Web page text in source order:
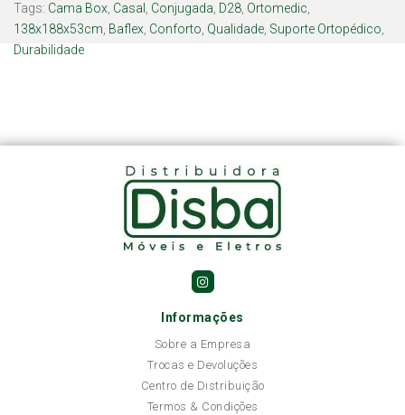
Tags: Cama Box Casal Conjugada D28 Ortomedic
138x188x53cm Baflex Conforto Qualidade Suporte Ortopédico
Durabilidade
Informações
Sobre a Empresa
Trocas e Devoluções
Centro de Distribuição
Termos & Condições